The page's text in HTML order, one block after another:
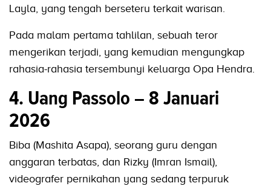
Layla, yang tengah berseteru terkait warisan.
Pada malam pertama tahlilan, sebuah teror
mengerikan terjadi, yang kemudian mengungkap
rahasia-rahasia tersembunyi keluarga Opa Hendra.
4. Uang Passolo – 8 Januari
2026
Biba (Mashita Asapa), seorang guru dengan
anggaran terbatas, dan Rizky (Imran Ismail),
videografer pernikahan yang sedang terpuruk